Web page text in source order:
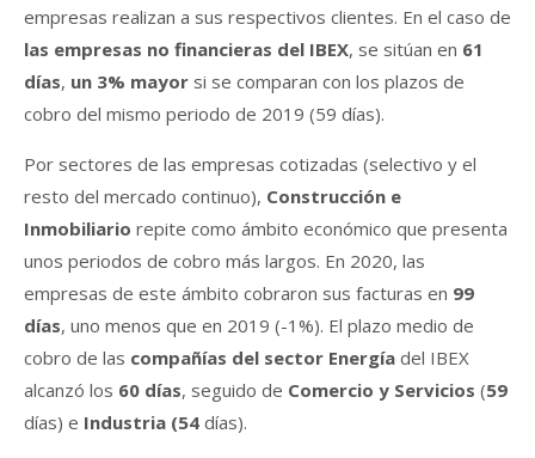
empresas realizan a sus respectivos clientes. En el caso de
las empresas no financieras del IBEX, se sitúan en 61
días, un 3% mayor si se comparan con los plazos de
cobro del mismo periodo de 2019 (59 días).
Por sectores de las empresas cotizadas (selectivo y el
resto del mercado continuo), Construcción e
Inmobiliario repite como ámbito económico que presenta
unos periodos de cobro más largos. En 2020, las
empresas de este ámbito cobraron sus facturas en 99
días, uno menos que en 2019 (-1%). El plazo medio de
cobro de las compañías del sector Energía del IBEX
alcanzó los 60 días, seguido de Comercio y Servicios (59
días) e Industria (54 días).